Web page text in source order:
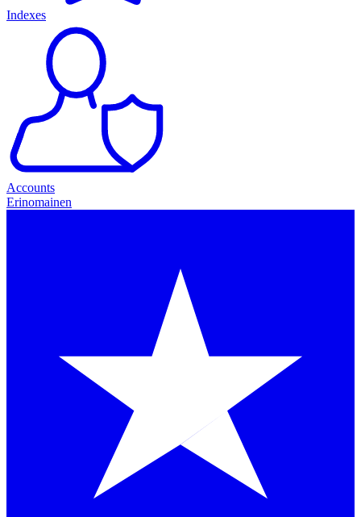
Indexes
Accounts
Erinomainen